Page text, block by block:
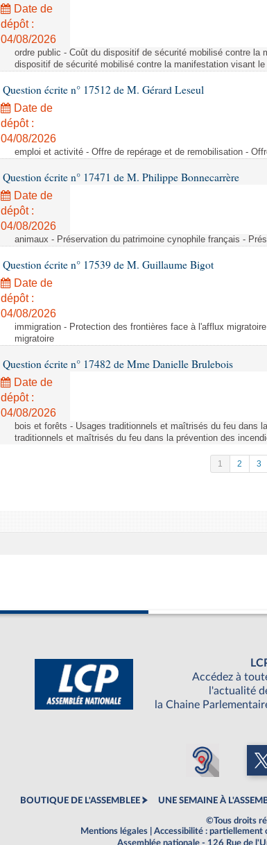
Date de
dépôt :
04/08/2026
ordre public - Coût du dispositif de sécurité mobilisé contre la
dispositif de sécurité mobilisé contre la manifestation visant le
Question écrite n° 17512 de M. Gérard Leseul
Date de
dépôt :
04/08/2026
emploi et activité - Offre de repérage et de remobilisation -
Question écrite n° 17471 de M. Philippe Bonnecarrère
Date de
dépôt :
04/08/2026
animaux - Préservation du patrimoine cynophile français -
Question écrite n° 17539 de M. Guillaume Bigot
Date de
dépôt :
04/08/2026
immigration - Protection des frontières face à l'afflux
migratoire
Question écrite n° 17482 de Mme Danielle Brulebois
Date de
dépôt :
04/08/2026
bois et forêts - Usages traditionnels et maîtrisés du feu dans
traditionnels et maîtrisés du feu dans la prévention des
1 2 3
Accédez à
l'actualité
la Chaine
BOUTIQUE DE L'ASSEMBLEE UNE SEMAINE À
©Tous droits
Mentions légales
Accessibilité : partiellement
Assemblée nationale - 126 Rue de